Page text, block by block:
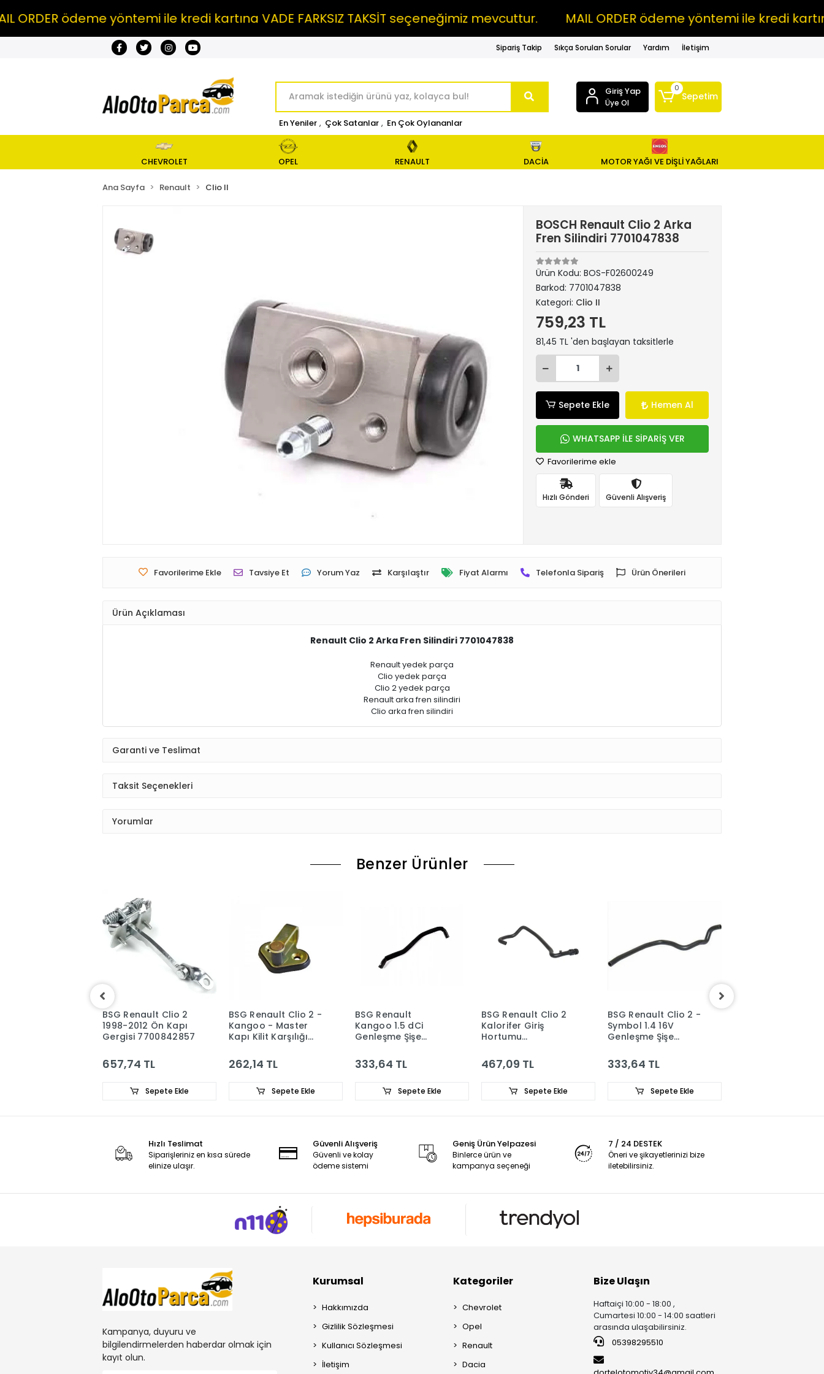
ödeme yöntemi ile kredi kartına VADE FARKSIZ TAKSİT seçeneğimiz mevcuttur. MAIL ORDER ödeme yöntemi ile kredi kartına
Sipariş Takip Sıkça Sorulan Sorular Yardım İletişim
En Yeniler , Çok Satanlar , En Çok Oylananlar
Giriş Yap
Üye Ol
0
Sepetim
CHEVROLET OPEL RENAULT DACİA MOTOR YAĞI VE DİŞLİ YAĞLARI
Ana Sayfa Renault Clio II
BOSCH Renault Clio 2 Arka
Fren Silindiri 7701047838
Ürün Kodu:BOS-F02600249
Barkod: 7701047838
Kategori: Clio II
759,23 TL
81,45 TL 'den başlayan taksitlerle
Sepete Ekle Hemen Al
WHATSAPP İLE SİPARİŞ VER
Favorilerime ekle
Hızlı Gönderi Güvenli Alışveriş
Favorilerime Ekle Tavsiye Et Yorum Yaz Karşılaştır Fiyat Alarmı Telefonla Sipariş Ürün Önerileri
Ürün Açıklaması
Renault Clio 2 Arka Fren Silindiri 7701047838
Renault yedek parça
Clio yedek parça
Clio 2 yedek parça
Renault arka fren silindiri
Clio arka fren silindiri
Garanti ve Teslimat
Taksit Seçenekleri
Yorumlar
Benzer Ürünler
BSG Renault Clio 2
1998-2012 Ön Kapı
Gergisi 7700842857
657,74 TL
Sepete Ekle
BSG Renault Clio 2 -
Kangoo - Master
Kapı Kilit Karşılığı
262,14 TL
Sepete Ekle
BSG Renault
Kangoo 1.5 dCi
Genleşme Şişe
8200253016
333,64 TL
Sepete Ekle
BSG Renault Clio 2
Kalorifer Giriş
Hortumu
467,09 TL
Sepete Ekle
BSG Renault Clio 2 -
Symbol 1.4 16V
Genleşme Şişe
8200024006
333,64 TL
Sepete Ekle
Hızlı Teslimat
Siparişleriniz en kısa sürede
elinize ulaşır.
Güvenli Alışveriş
Güvenli ve kolay
ödeme sistemi
Geniş Ürün Yelpazesi
Binlerce ürün ve
kampanya seçeneği
7 / 24 DESTEK
Öneri ve şikayetlerinizi bize
iletebilirsiniz.
Kampanya, duyuru ve
bilgilendirmelerden haberdar olmak için
kayıt olun.
Kurumsal
Hakkımızda
Gizlilik Sözleşmesi
Kullanıcı Sözleşmesi
İletişim
Kategoriler
Chevrolet
Opel
Renault
Dacia
Bize Ulaşın
Haftaiçi 10:00 - 18:00 ,
Cumartesi 10:00 - 14:00 saatleri
arasında ulaşabilirsiniz.
05398295510